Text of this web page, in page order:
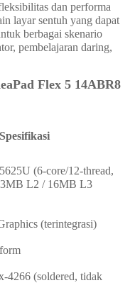
dan performa
layar sentuh yang dapat
berbagai skenario
pembelajaran daring,
Flex 5 14ABR8
Spesifikasi
(6-core/12-thread,
L2 / 16MB L3
(terintegrasi)
4266 (soldered, tidak